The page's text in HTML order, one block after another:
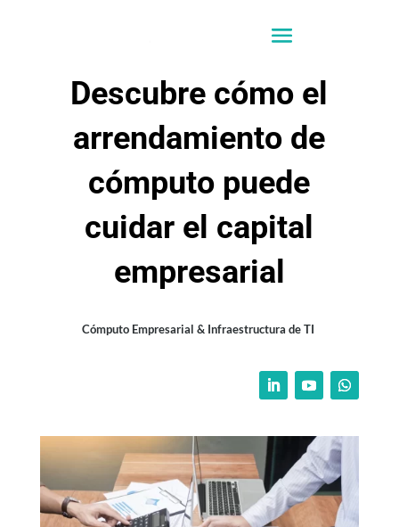
Descubre cómo el
arrendamiento de
cómputo puede
cuidar el capital
empresarial
Cómputo Empresarial & Infraestructura de TI